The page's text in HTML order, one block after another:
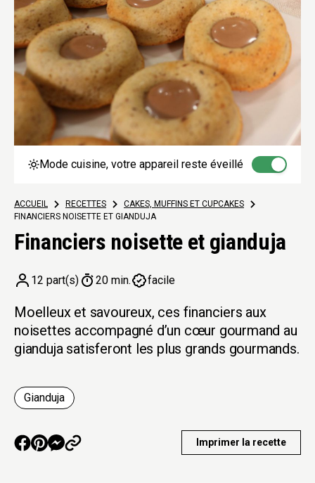
Mode cuisine, votre appareil reste éveillé
ACCUEIL > RECETTES > CAKES, MUFFINS ET CUPCAKES
>
FINANCIERS NOISETTE ET GIANDUJA
Financiers noisette et gianduja
12 part(s) 20 min. facile
Moelleux et savoureux, ces financiers aux
noisettes accompagné d’un cœur gourmand au
gianduja satisferont les plus grands gourmands.
Gianduja
Imprimer la recette